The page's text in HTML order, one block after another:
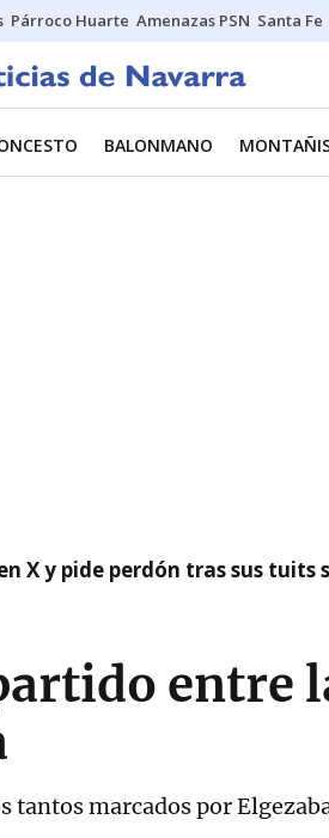
Párroco Huarte Amenazas PSN Santa Fe
BALONMANO
X y pide perdón tras sus tuits
entre
tantos marcados por